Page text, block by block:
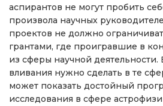
аспирантов не могут пробить
произвола научных
проектов не должно
грантами, где проигравшие в
из сферы научной
вливания нужно сделать в те
может показать достойный
исследования в сфере